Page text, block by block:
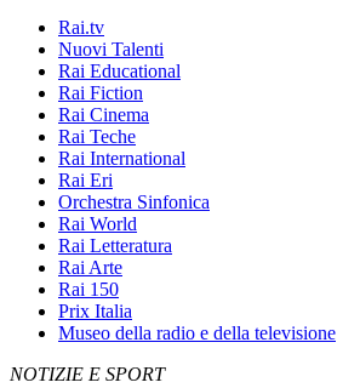
Rai.tv
Nuovi Talenti
Rai Educational
Rai Fiction
Rai Cinema
Rai Teche
Rai International
Rai Eri
Orchestra Sinfonica
Rai World
Rai Letteratura
Rai Arte
Rai 150
Prix Italia
Museo della radio e della televisione
NOTIZIE E SPORT